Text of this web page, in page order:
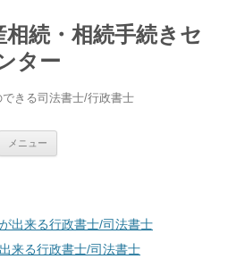
続・相続手続きセ
ター
きる司法書士/行政書士
メニュー
キ
プ
出来る行政書士/司法書士
来る行政書士/司法書士